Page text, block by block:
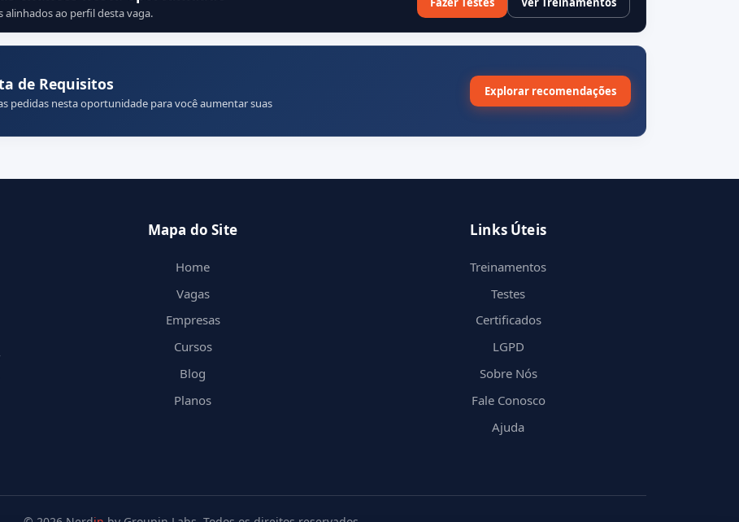
ao perfil desta vaga.
de Requisitos
pedidas nesta oportunidade para você aumentar suas
Explorar recomendações
Mapa do Site
Home
Vagas
Empresas
Cursos
Blog
Planos
Links Úteis
Treinamentos
Testes
Certificados
LGPD
Sobre Nós
Fale Conosco
Ajuda